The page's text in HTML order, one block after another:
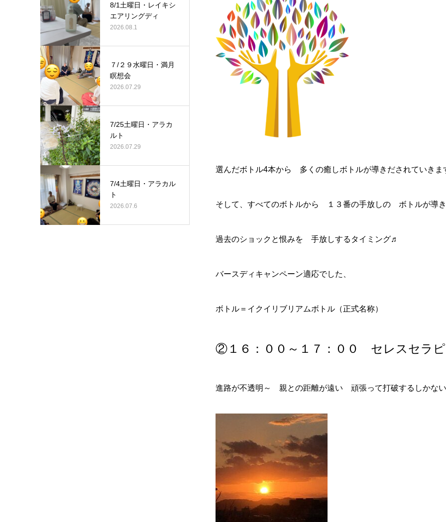
選んだボトル4本から 多くの癒しボトルが導きだされていきま
そして、すべてのボトルから １３番の手放しの ボトルが導
過去のショックと恨みを 手放しするタイミング♬
バースディキャンペーン適応でした、
ボトル＝イクイリブリアムボトル（正式名称）
②１６：００～１７：００ セレスセラ
進路が不透明～ 親との距離が遠い 頑張って打破するしかない
8/1土曜日・レイキシ
エアリングディ
2026.08.1
７/２９水曜日・満月
瞑想会
2026.07.29
7/25土曜日・アラカ
ルト
2026.07.29
7/4土曜日・アラカル
ト
2026.07.6